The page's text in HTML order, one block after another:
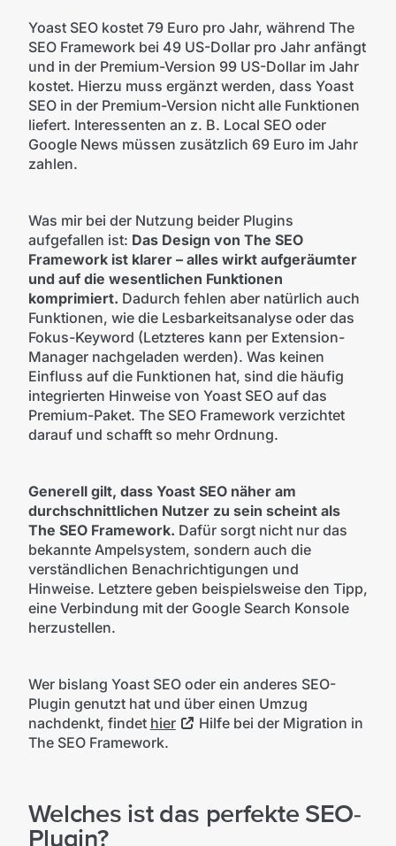
Yoast SEO kostet 79 Euro pro Jahr, während The
SEO Framework bei 49 US-Dollar pro Jahr anfängt
und in der Premium-Version 99 US-Dollar im Jahr
kostet. Hierzu muss ergänzt werden, dass Yoast
SEO in der Premium-Version nicht alle Funktionen
liefert. Interessenten an z. B. Local SEO oder
Google News müssen zusätzlich 69 Euro im Jahr
zahlen.
Was mir bei der Nutzung beider Plugins
aufgefallen ist: Das Design von The SEO
Framework ist klarer – alles wirkt aufgeräumter
und auf die wesentlichen Funktionen
komprimiert. Dadurch fehlen aber natürlich auch
Funktionen, wie die Lesbarkeitsanalyse oder das
Fokus-Keyword (Letzteres kann per Extension-
Manager nachgeladen werden). Was keinen
Einfluss auf die Funktionen hat, sind die häufig
integrierten Hinweise von Yoast SEO auf das
Premium-Paket. The SEO Framework verzichtet
darauf und schafft so mehr Ordnung.
Generell gilt, dass Yoast SEO näher am
durchschnittlichen Nutzer zu sein scheint als
The SEO Framework. Dafür sorgt nicht nur das
bekannte Ampelsystem, sondern auch die
verständlichen Benachrichtigungen und
Hinweise. Letztere geben beispielsweise den Tipp,
eine Verbindung mit der Google Search Konsole
herzustellen.
Wer bislang Yoast SEO oder ein anderes SEO-
Plugin genutzt hat und über einen Umzug
nachdenkt, findet hier
Hilfe bei der Migration in
The SEO Framework.
Welches ist das perfekte SEO-
Plugin?